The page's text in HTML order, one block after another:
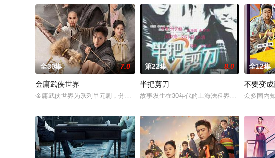
全30集 7.0
金庸武侠世界
金庸武侠世界为系列单元剧，分为五个单元《铁血丹心》《东邪西毒》《南帝北丐》
第22集 8.0
半把剪刀
故事发生在30年代的上海法租界。丝绸大王徐
全12集
不要变成
众多国内